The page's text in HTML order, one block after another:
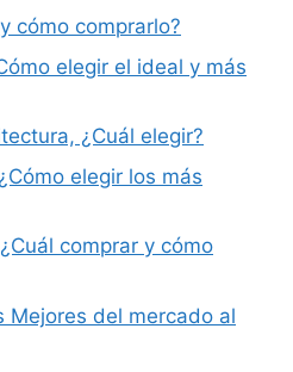
cómo comprarlo?
elegir el ideal y más
¿Cuál elegir?
elegir los más
comprar y cómo
Mejores del mercado al